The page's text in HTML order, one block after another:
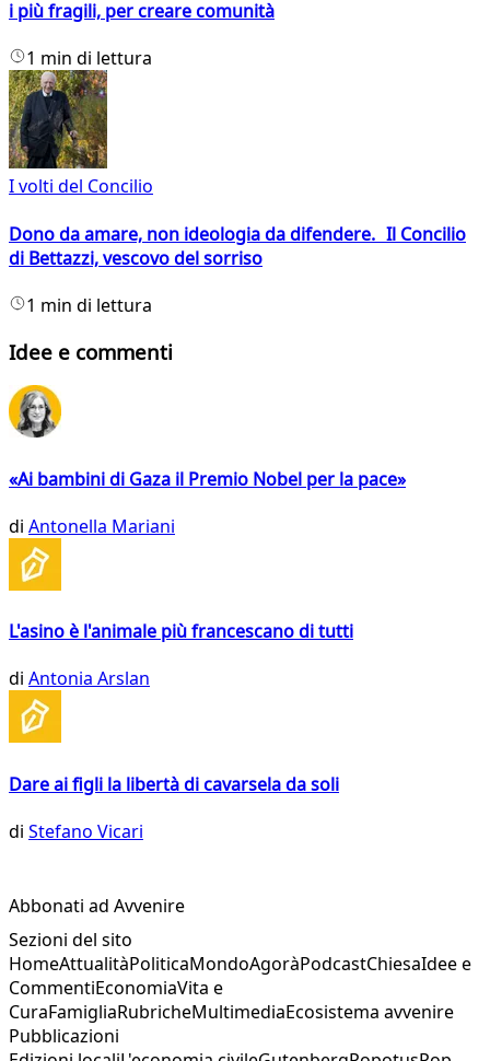
i più fragili, per creare comunità
1 min di lettura
I volti del Concilio
Dono da amare, non ideologia da difendere. Il Concilio
di Bettazzi, vescovo del sorriso
1 min di lettura
Idee e commenti
«Ai bambini di Gaza il Premio Nobel per la pace»
di Antonella Mariani
L'asino è l'animale più francescano di tutti
di Antonia Arslan
Dare ai figli la libertà di cavarsela da soli
di Stefano Vicari
Abbonati ad Avvenire
Sezioni del sito
HomeAttualitàPoliticaMondoAgoràPodcastChiesaIdee e
CommentiEconomiaVita e
CuraFamigliaRubricheMultimediaEcosistema avvenire
Pubblicazioni